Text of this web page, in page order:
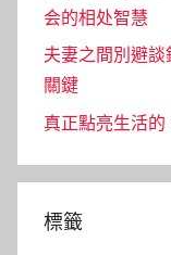
会的相处智慧
夫妻之間別避
關鍵
真正點亮生活
標籤